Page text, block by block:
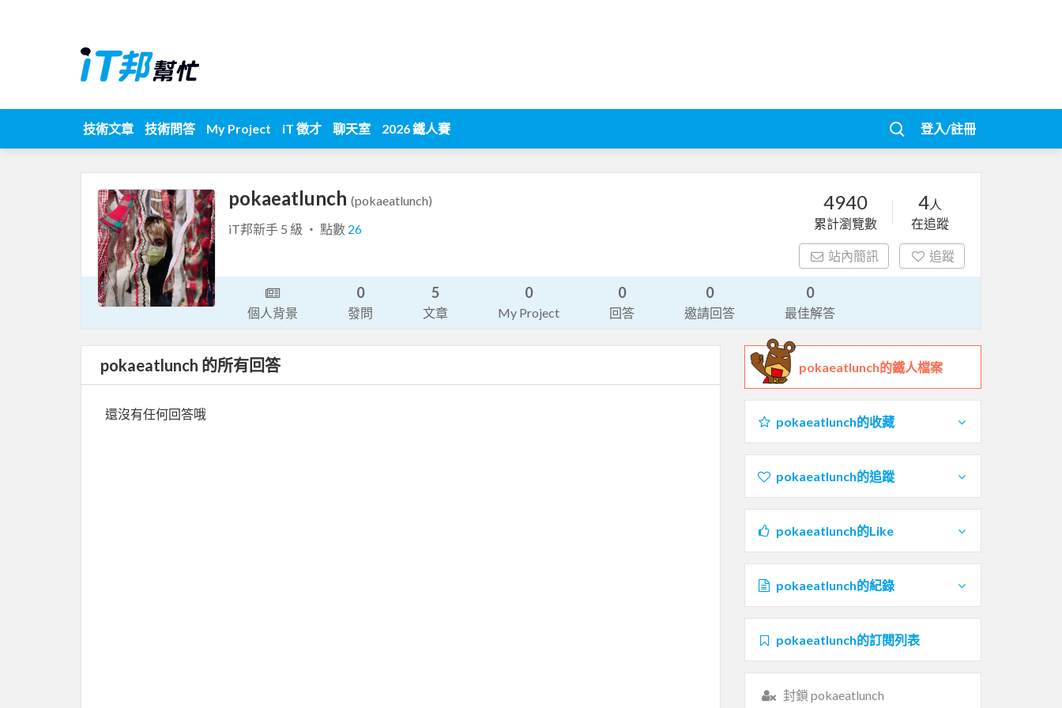
技術文章 技術問答 My Project iT 徵才 聊天室 2026 鐵人賽 登入/註冊
pokaeatlunch (pokaeatlunch)
iT邦新手 5 級 ‧ 點數 26
4940
累計瀏覽數
4人
在追蹤
站內簡訊 追蹤
個人背景
0
發問
5
文章
0
My Project
0
回答
0
邀請回答
0
最佳解答
pokaeatlunch 的所有回答
還沒有任何回答哦
pokaeatlunch的鐵人檔案
pokaeatlunch的收藏
pokaeatlunch的追蹤
pokaeatlunch的Like
pokaeatlunch的紀錄
pokaeatlunch的訂閱列表
封鎖 pokaeatlunch